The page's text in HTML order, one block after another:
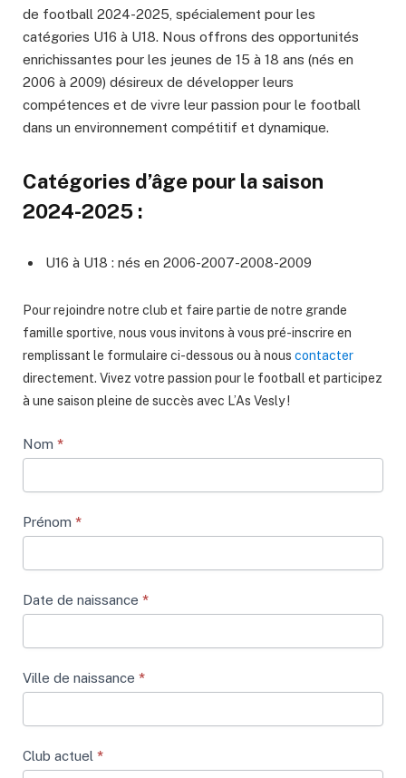
de football 2024-2025, spécialement pour les
catégories U16 à U18. Nous offrons des opportunités
enrichissantes pour les jeunes de 15 à 18 ans (nés en
2006 à 2009) désireux de développer leurs
compétences et de vivre leur passion pour le football
dans un environnement compétitif et dynamique.
Catégories d’âge pour la saison
2024-2025 :
U16 à U18 : nés en 2006-2007-2008-2009
Pour rejoindre notre club et faire partie de notre grande
famille sportive, nous vous invitons à vous pré-inscrire en
remplissant le formulaire ci-dessous ou à nous contacter
directement. Vivez votre passion pour le football et participez
à une saison pleine de succès avec L’As Vesly !
Inscription
As
Vesly
Nom *
Prénom *
Date de naissance *
Ville de naissance *
Club actuel *